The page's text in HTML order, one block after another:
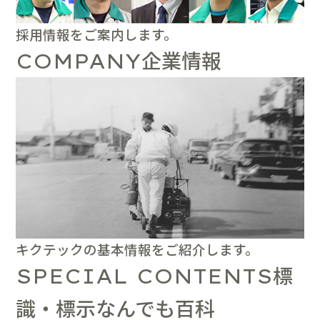
採用情報をご案内します。
COMPANY企業情報
キクテックの基本情報をご紹介します。
SPECIAL CONTENTS標
識・標示なんでも百科